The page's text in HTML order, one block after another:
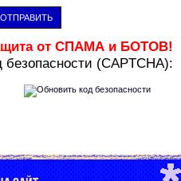
ОТПРАВИТЬ
от СПАМА и БОТОВ!
безопасности (CAPTCHA):